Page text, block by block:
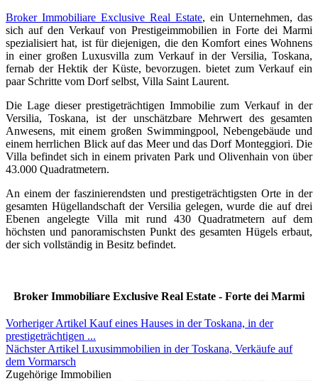
Broker Immobiliare Exclusive Real Estate, ein Unternehmen, das
sich auf den Verkauf von Prestigeimmobilien in Forte dei Marmi
spezialisiert hat, ist für diejenigen, die den Komfort eines Wohnens
in einer großen Luxusvilla zum Verkauf in der Versilia, Toskana,
fernab der Hektik der Küste, bevorzugen. bietet zum Verkauf ein
paar Schritte vom Dorf selbst, Villa Saint Laurent.
Die Lage dieser prestigeträchtigen Immobilie zum Verkauf in der
Versilia, Toskana, ist der unschätzbare Mehrwert des gesamten
Anwesens, mit einem großen Swimmingpool, Nebengebäude und
einem herrlichen Blick auf das Meer und das Dorf Monteggiori. Die
Villa befindet sich in einem privaten Park und Olivenhain von über
43.000 Quadratmetern.
An einem der faszinierendsten und prestigeträchtigsten Orte in der
gesamten Hügellandschaft der Versilia gelegen, wurde die auf drei
Ebenen angelegte Villa mit rund 430 Quadratmetern auf dem
höchsten und panoramischsten Punkt des gesamten Hügels erbaut,
der sich vollständig in Besitz befindet.
Broker Immobiliare Exclusive Real Estate - Forte dei Marmi
Vorheriger Artikel Kauf eines Hauses in der Toskana, in der
prestigeträchtigen ...
Nächster Artikel Luxusimmobilien in der Toskana, Verkäufe auf
dem Vormarsch
Zugehörige Immobilien